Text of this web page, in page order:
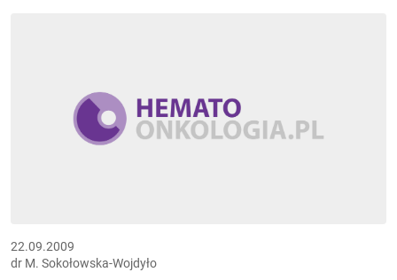
22.09.2009
dr M. Sokołowska-Wojdyło